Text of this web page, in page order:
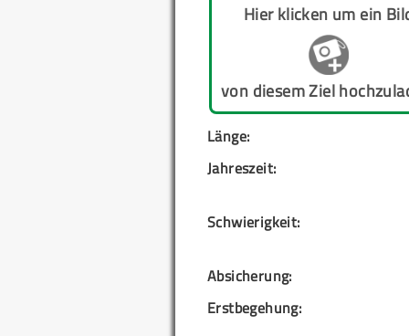
Hier klicken um ein
von diesem Ziel
Länge:
Jahreszeit:
Schwierigkeit:
Absicherung:
Erstbegehung: